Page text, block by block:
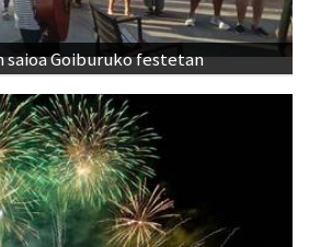
Goiburuko festetan